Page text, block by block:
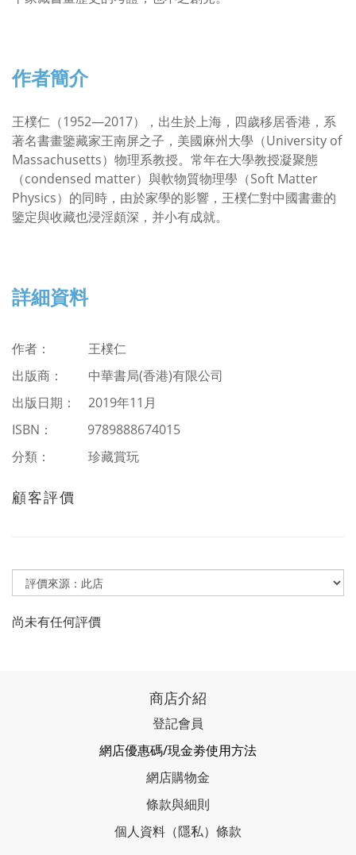
作者簡介
王樸仁（1952—2017），出生於上海，四歲移居香港，系
著名書畫鑒藏家王南屏之子，美國麻州大學（University of
Massachusetts）物理系教授。常年在大學教授凝聚態
（condensed matter）與軟物質物理學（Soft Matter
Physics）的同時，由於家學的影響，王樸仁對中國書畫的
鑒定與收藏也浸淫頗深，并小有成就。
詳細資料
作者： 王樸仁
出版商： 中華書局(香港)有限公司
出版日期： 2019年11月
ISBN ：
9789888674015
分類：
珍藏賞玩
顧客評價
尚未有任何評價
商店介紹
登記會員
網店優惠碼/現金劵使用方法
網店購物金
條款與細則
個人資料（隱私）條款